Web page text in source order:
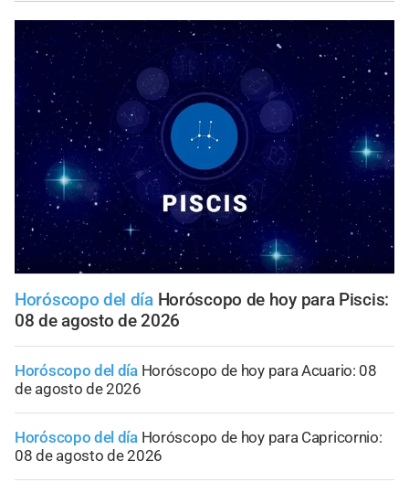
Horóscopo del día Horóscopo de hoy para Piscis:
08 de agosto de 2026
Horóscopo del día Horóscopo de hoy para Acuario: 08
de agosto de 2026
Horóscopo del día Horóscopo de hoy para Capricornio:
08 de agosto de 2026